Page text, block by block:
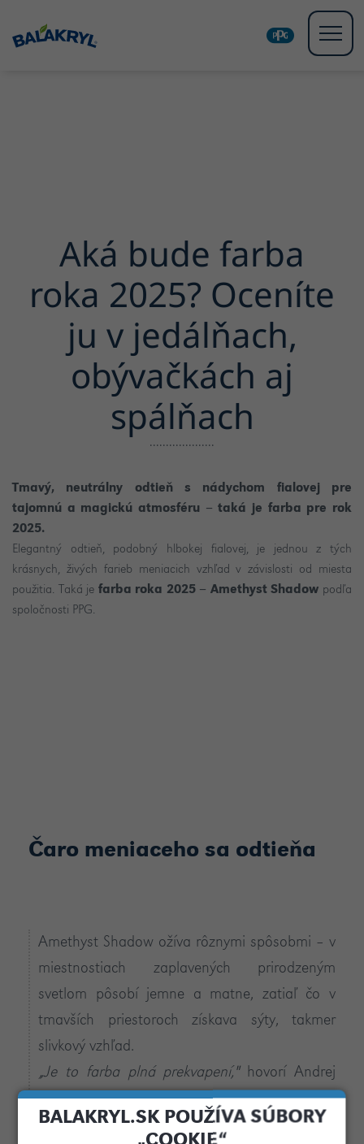
Aká bude farba
roka 2025? Oceníte
ju v jedálňach,
obývačkách aj
spálňach
Tmavý, neutrálny odtieň s nádychom fialovej pre
tajomnú a magickú atmosféru – taká je farba pre rok
2025.
Elegantný odtieň, podobný hlbokej fialovej, je jednou z tých
krásnych, živých farieb meniacich vzhľad v závislosti od miesta
použitia. Taká je farba roka 2025 – Amethyst Shadow podľa
spoločnosti PPG.
Čaro meniaceho sa odtieňa
Amethyst Shadow ožíva rôznymi spôsobmi – v
miestnostiach zaplavených prirodzeným
svetlom pôsobí jemne a matne, zatiaľ čo v
tmavších priestoroch získava sýty, takmer
slivkový vzhľad.
„Je to farba plná prekvapení,"hovorí Andrej
Benko, obchodný riaditeľ PPG pre Slovensko,
divízia Architectural Coatings, a dodáva
BALAKRYL.SK POUŽÍVA SÚBORY